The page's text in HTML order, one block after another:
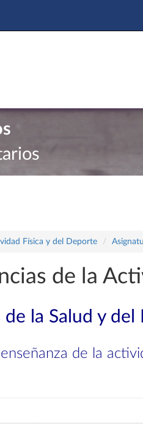
Física y del Deporte
de la
de la Salud y
de la